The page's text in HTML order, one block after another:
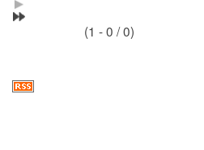
(1 - 0 / 0)